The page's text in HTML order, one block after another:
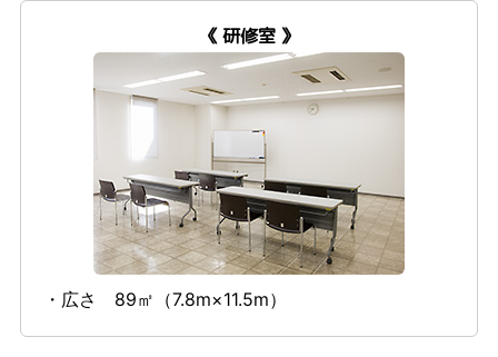
《 研修室 》
・広さ 89㎡（7.8m×11.5m）